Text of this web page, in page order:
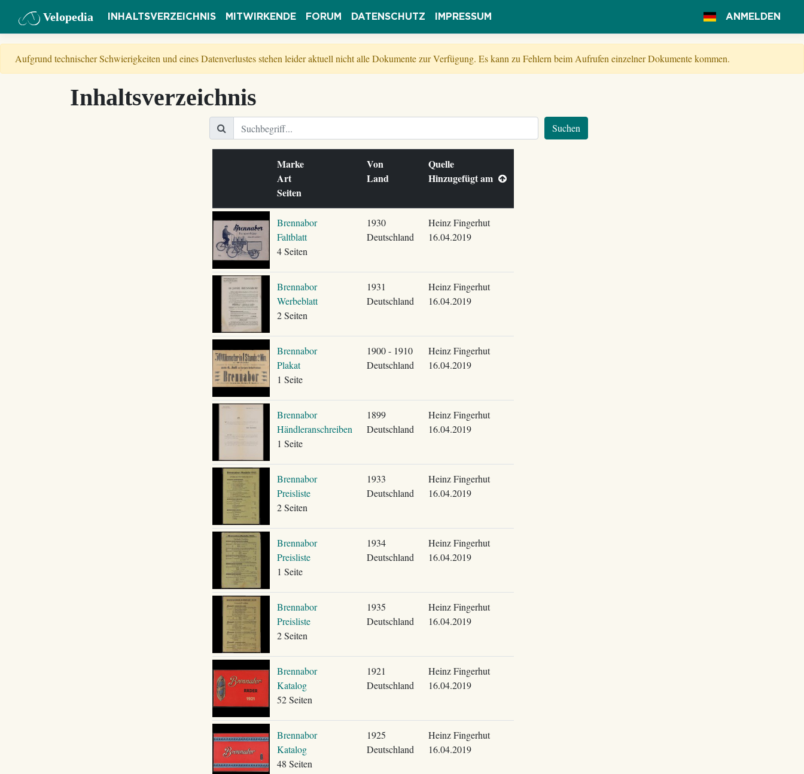
Velopedia INHALTSVERZEICHNIS MITWIRKENDE FORUM DATENSCHUTZ IMPRESSUM ANMELDEN
Aufgrund technischer Schwierigkeiten und eines Datenverlustes stehen leider aktuell nicht alle Dokumente zur Verfügung. Es kann zu Fehlern beim Aufrufen einzelner Dokumente kommen.
Inhaltsverzeichnis
Suchen
Marke
Art
Seiten
Von
Land
Quelle
Hinzugefügt am
Brennabor
Faltblatt
4 Seiten
1930
Deutschland
Heinz Fingerhut
16.04.2019
Brennabor
Werbeblatt
2 Seiten
1931
Deutschland
Heinz Fingerhut
16.04.2019
Brennabor
Plakat
1 Seite
1900 - 1910
Deutschland
Heinz Fingerhut
16.04.2019
Brennabor
Händleranschreiben
1 Seite
1899
Deutschland
Heinz Fingerhut
16.04.2019
Brennabor
Preisliste
2 Seiten
1933
Deutschland
Heinz Fingerhut
16.04.2019
Brennabor
Preisliste
1 Seite
1934
Deutschland
Heinz Fingerhut
16.04.2019
Brennabor
Preisliste
2 Seiten
1935
Deutschland
Heinz Fingerhut
16.04.2019
Brennabor
Katalog
52 Seiten
1921
Deutschland
Heinz Fingerhut
16.04.2019
Brennabor
Katalog
48 Seiten
1925
Deutschland
Heinz Fingerhut
16.04.2019